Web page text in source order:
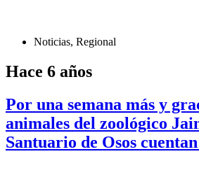
Noticias, Regional
Hace 6 años
Por una semana más y
animales del zoológico
Santuario de Osos